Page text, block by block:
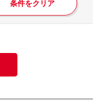
条件をクリア